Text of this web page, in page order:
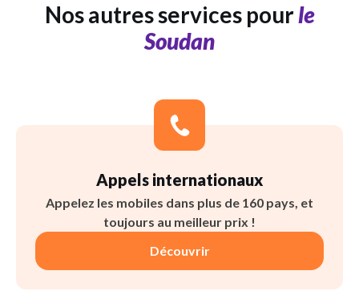
Nos autres services pourle
Soudan
Appels internationaux
Appelez les mobiles dans plus de 160 pays, et
toujours au meilleur prix !
Découvrir